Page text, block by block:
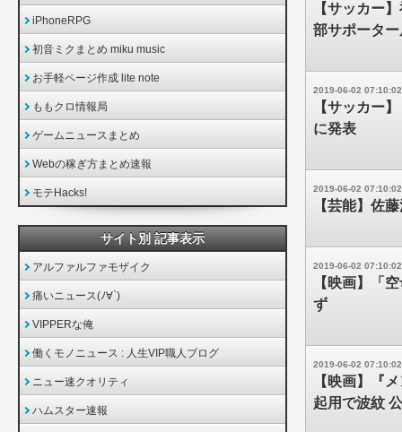
【サッカー
部サポータ
2019-06-02 07:10:02
【サッカー
に発表
2019-06-02 07:10:02
【芸能】佐
2019-06-02 07:10:02
【映画】「
ず
2019-06-02 07:10:02
【映画】『
起用で波紋
iPhoneRPG
初音ミクまとめ miku music
お手軽ページ作成 lite note
ももクロ情報局
ゲームニュースまとめ
Webの稼ぎ方まとめ速報
モテHacks!
サイト別 記事表示
アルファルファモザイク
痛いニュース(ﾉ∀`)
VIPPERな俺
働くモノニュース : 人生VIP職人ブログ
ニュー速クオリティ
ハムスター速報